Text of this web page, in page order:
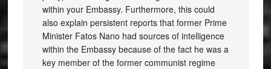
within your Embassy. Furthermore, this could
also explain persistent reports that former Prime
Minister Fatos Nano had sources of intelligence
within the Embassy because of the fact he was a
key member of the former communist regime